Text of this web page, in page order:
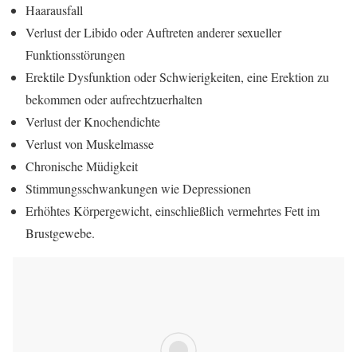
Haarausfall
Verlust der Libido oder Auftreten anderer sexueller
Funktionsstörungen
Erektile Dysfunktion oder Schwierigkeiten, eine Erektion zu
bekommen oder aufrechtzuerhalten
Verlust der Knochendichte
Verlust von Muskelmasse
Chronische Müdigkeit
Stimmungsschwankungen wie Depressionen
Erhöhtes Körpergewicht, einschließlich vermehrtes Fett im
Brustgewebe.